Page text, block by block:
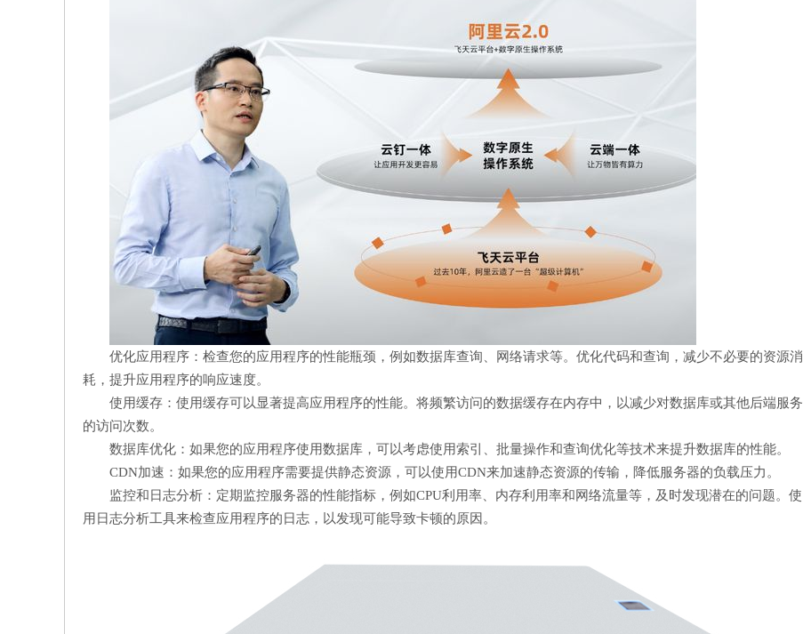
优化应用程序：检查您的应用程序的性能瓶颈，例如数据库查询、网络请求等。优化代码和查询，减少不必要的资源消
耗，提升应用程序的响应速度。
使用缓存：使用缓存可以显著提高应用程序的性能。将频繁访问的数据缓存在内存中，以减少对数据库或其他后端服务
的访问次数。
数据库优化：如果您的应用程序使用数据库，可以考虑使用索引、批量操作和查询优化等技术来提升数据库的性能。
CDN加速：如果您的应用程序需要提供静态资源，可以使用CDN来加速静态资源的传输，降低服务器的负载压力。
监控和日志分析：定期监控服务器的性能指标，例如CPU利用率、内存利用率和网络流量等，及时发现潜在的问题。使
用日志分析工具来检查应用程序的日志，以发现可能导致卡顿的原因。